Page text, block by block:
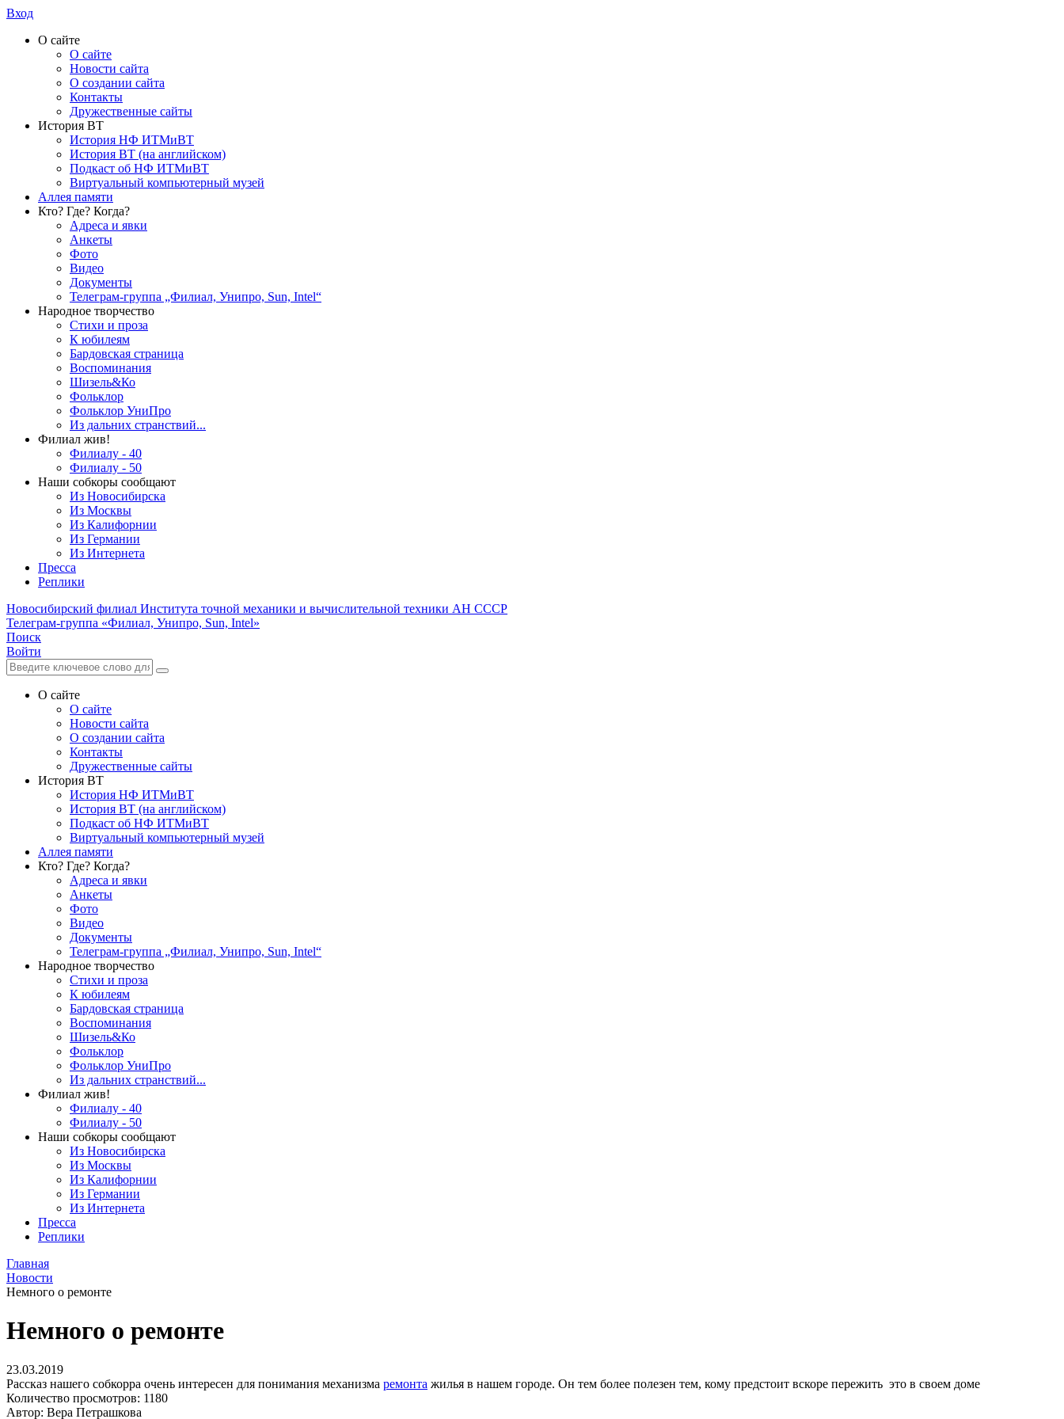
Вход
О сайте
О сайте
Новости сайта
О создании сайта
Контакты
Дружественные сайты
История ВТ
История НФ ИТМиВТ
История ВТ (на английском)
Подкаст об НФ ИТМиВТ
Виртуальный компьютерный музей
Аллея памяти
Кто? Где? Когда?
Адреса и явки
Анкеты
Фото
Видео
Документы
Телеграм-группа „Филиал, Унипро, Sun, Intel“
Народное творчество
Стихи и проза
К юбилеям
Бардовская страница
Воспоминания
Шизель&Ко
Фольклор
Фольклор УниПро
Из дальних странствий...
Филиал жив!
Филиалу - 40
Филиалу - 50
Наши собкоры сообщают
Из Новосибирска
Из Москвы
Из Калифорнии
Из Германии
Из Интернета
Пресса
Реплики
Новосибирский филиал Института точной механики и вычислительной техники АН СССР
Телеграм-группа «Филиал, Унипро, Sun, Intel»
Поиск
Войти
О сайте
О сайте
Новости сайта
О создании сайта
Контакты
Дружественные сайты
История ВТ
История НФ ИТМиВТ
История ВТ (на английском)
Подкаст об НФ ИТМиВТ
Виртуальный компьютерный музей
Аллея памяти
Кто? Где? Когда?
Адреса и явки
Анкеты
Фото
Видео
Документы
Телеграм-группа „Филиал, Унипро, Sun, Intel“
Народное творчество
Стихи и проза
К юбилеям
Бардовская страница
Воспоминания
Шизель&Ко
Фольклор
Фольклор УниПро
Из дальних странствий...
Филиал жив!
Филиалу - 40
Филиалу - 50
Наши собкоры сообщают
Из Новосибирска
Из Москвы
Из Калифорнии
Из Германии
Из Интернета
Пресса
Реплики
Главная
Новости
Немного о ремонте
Немного о ремонте
23.03.2019
Рассказ нашего собкорра очень интересен для понимания механизма ремонта жилья в нашем городе. Он тем более полезен тем, кому предстоит вскоре пережить это в своем доме
Количество просмотров: 1180
Автор: Вера Петрашкова